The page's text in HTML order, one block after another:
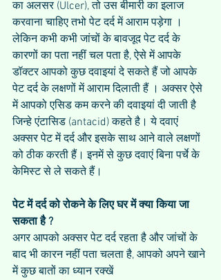
का अलसर (Ulcer), तो उस बीमारी का इलाज
करवाना चाहिए तभो पेट दर्द में आराम पड़ेगा ।
लेकिन कभी कभी जांचों के बावजूद पेट दर्द के
कारणों का पता नहीं चल पता है, ऐसे में आपके
डॉक्टर आपको कुछ दवाइयां दे सकते हैं जो आपके
पेट दर्द के लक्षणों में आराम दिलाती हैं । अक्सर ऐसे
में आपको एसिड कम करने की दवाइयां दी जाती है
जिन्हे एंटासिड (antacid) कहते है। ये दवाएं
अक्सर पेट में दर्द और इसके साथ आने वाले लक्षणों
को ठीक करती हैं। इनमें से कुछ दवाएं बिना पर्चे के
केमिस्ट से ले सकते हैं।
पेट में दर्द को रोकने के लिए घर में क्या किया जा
सकता है ?
अगर आपको अक्सर पेट दर्द रहता है और जांचों के
बाद भी कारन नहीं पता चलता है, आपको अपने खाने
में कुछ बातों का ध्यान रक्खें